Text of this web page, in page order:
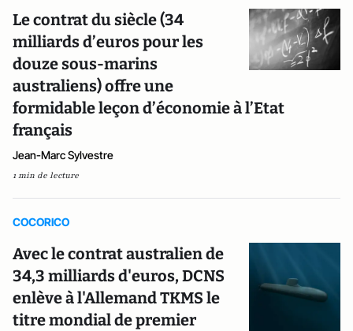
Le contrat du siècle (34
milliards d’euros pour les
douze sous-marins
australiens) offre une
formidable leçon d’économie à l’Etat
français
Jean-Marc Sylvestre
1 min de lecture
COCORICO
Avec le contrat australien de
34,3 milliards d'euros, DCNS
enlève à l'Allemand TKMS le
titre mondial de premier